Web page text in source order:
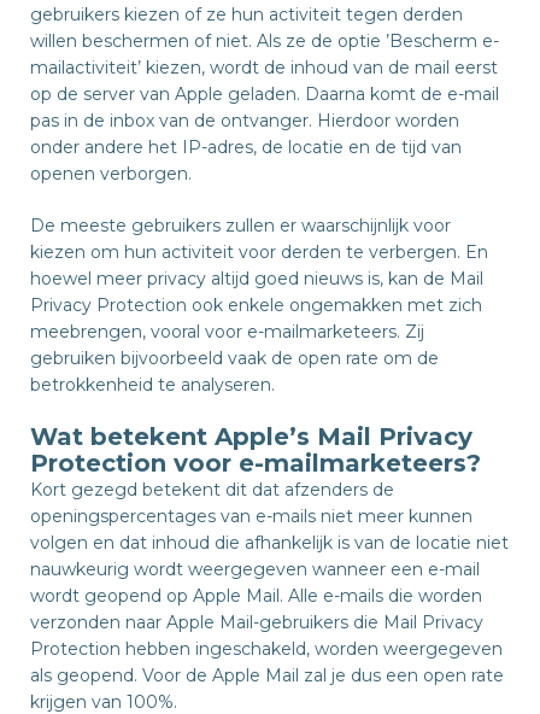
gebruikers kiezen of ze hun activiteit tegen derden
willen beschermen of niet. Als ze de optie ’Bescherm e-
mailactiviteit’ kiezen, wordt de inhoud van de mail eerst
op de server van Apple geladen. Daarna komt de e-mail
pas in de inbox van de ontvanger. Hierdoor worden
onder andere het IP-adres, de locatie en de tijd van
openen verborgen.
De meeste gebruikers zullen er waarschijnlijk voor
kiezen om hun activiteit voor derden te verbergen. En
hoewel meer privacy altijd goed nieuws is, kan de Mail
Privacy Protection ook enkele ongemakken met zich
meebrengen, vooral voor e-mailmarketeers. Zij
gebruiken bijvoorbeeld vaak de open rate om de
betrokkenheid te analyseren.
Wat betekent Apple’s Mail Privacy
Protection voor e-mailmarketeers?
Kort gezegd betekent dit dat afzenders de
openingspercentages van e-mails niet meer kunnen
volgen en dat inhoud die afhankelijk is van de locatie niet
nauwkeurig wordt weergegeven wanneer een e-mail
wordt geopend op Apple Mail. Alle e-mails die worden
verzonden naar Apple Mail-gebruikers die Mail Privacy
Protection hebben ingeschakeld, worden weergegeven
als geopend. Voor de Apple Mail zal je dus een open rate
krijgen van 100%.